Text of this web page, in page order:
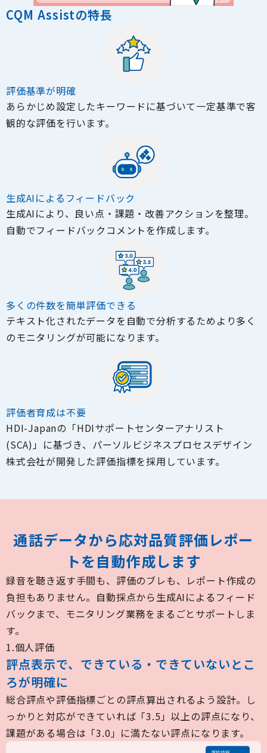
CQM Assistの特長
評価基準が明確
あらかじめ設定したキーワードに基づいて一定基準で客
観的な評価を行います。
生成AIによるフィードバック
生成AIにより、良い点・課題・改善アクションを整理。
自動でフィードバックコメントを作成します。
多くの件数を簡単評価できる
テキスト化されたデータを自動で分析するためより多く
のモニタリングが可能になります。
評価者育成は不要
HDI-Japanの「HDIサポートセンターアナリスト
(SCA)」に基づき、パーソルビジネスプロセスデザイン
株式会社が開発した評価指標を採用しています。
通話データから応対品質評価レポー
トを自動作成します
録音を聴き返す手間も、評価のブレも、レポート作成の
負担もありません。自動採点から生成AIによるフィード
バックまで、モニタリング業務をまるごとサポートしま
す。
1.個人評価
評点表示で、できている・できていないとこ
ろが明確に
総合評点や評価指標ごとの評点算出されるよう設計。し
っかりと対応ができていれば「3.5」以上の評点になり、
課題がある場合は「3.0」に満たない評点になります。